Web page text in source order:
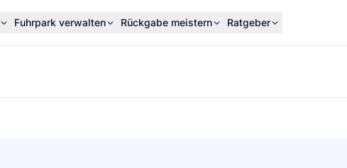
Fuhrpark verwalten Rückgabe meistern Ratgeber